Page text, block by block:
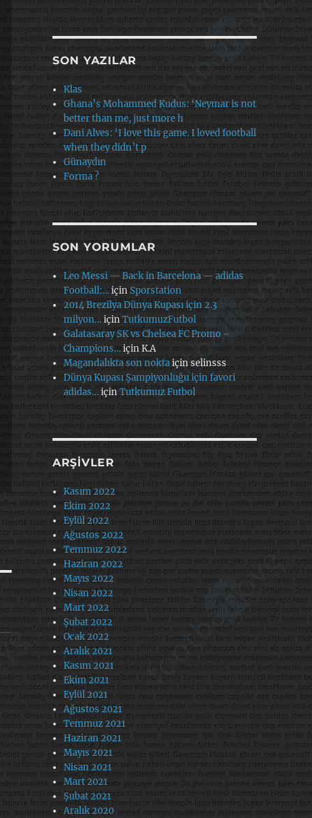
SON YAZILAR
Klas
Ghana’s Mohammed Kudus: ‘Neymar is not
better than me, just more h
Dani Alves: ‘I love this game. I loved football
when they didn’t p
Günaydın
Forma ?
SON YORUMLAR
Leo Messi — Back in Barcelona — adidas
Football:…içinSporstation
2014 Brezilya Dünya Kupası için 2.3
milyon…içinTutkumuzFutbol
Galatasaray SK vs Chelsea FC Promo –
Champions…içinK.A
Magandalıkta son noktaiçinselinsss
Dünya Kupası Şampiyonluğu için favori
adidas…içinTutkumuz Futbol
ARŞIVLER
Kasım 2022
Ekim 2022
Eylül 2022
Ağustos 2022
Temmuz 2022
Haziran 2022
Mayıs 2022
Nisan 2022
Mart 2022
Şubat 2022
Ocak 2022
Aralık 2021
Kasım 2021
Ekim 2021
Eylül 2021
Ağustos 2021
Temmuz 2021
Haziran 2021
Mayıs 2021
Nisan 2021
Mart 2021
Şubat 2021
Aralık 2020